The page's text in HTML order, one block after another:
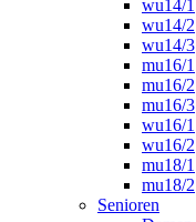
wu14/1
wu14/2
wu14/3
mu16/1
mu16/2
mu16/3
wu16/1
wu16/2
mu18/1
mu18/2
Senioren